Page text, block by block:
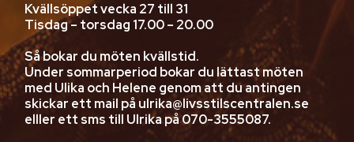
Kvällsöppet vecka 27 till 31
Tisdag – torsdag 17.00 – 20.00
Så bokar du möten kvällstid.
Under sommarperiod bokar du lättast möten
med Ulika och Helene genom att du antingen
skickar ett mail på ulrika@livsstilscentralen.se
elller ett sms till Ulrika på070-3555087.